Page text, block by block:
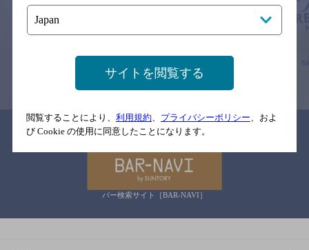
※それぞれのお店のメニューや営業時間などの掲載情報については、
念のためお店にご確認の上ご来店くださいますようお願い申し上げま
情報提供：ぐるなび
関連リンク
バー検索サイト［BAR-NAVI］
サイトを閲覧する
閲覧することにより、 利用規約、 プライバシーポリシー、およ
び Cookie の使用に同意したことになります。